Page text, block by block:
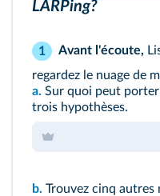
LARPing?
1 Avant l'écoute,
regardez le nuage de
a. Sur quoi peut
trois hypothèses.
b. Trouvez cinq autres